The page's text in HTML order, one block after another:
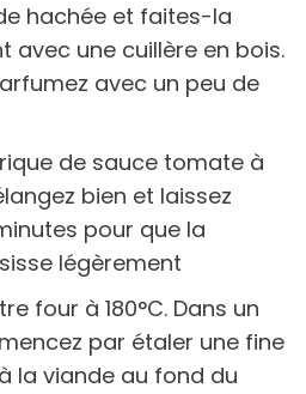
hachée et faites-la
avec une cuillère en bois.
avec un peu de
de sauce tomate à
bien et laissez
pour que la
légèrement
four à 180°C. Dans un
par étaler une fine
la viande au fond du